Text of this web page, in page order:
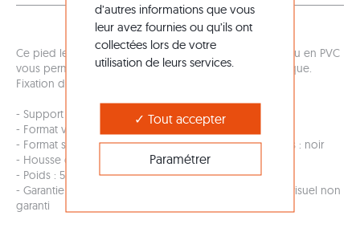
Ce pied lesté en caoutchouc recyclé muni d'un panneau en PVC
vous permet un affichage recto verso simple et esthétique.
Fixation du panneau par vis.
- Support d'impression : PVC 10mm découpé à la forme
- Format visuel : L 41 x H 80 cm - angles hauts arrondis
- Format structure : embase L46,5 x H5 x P30cm - coloris : noir
- Housse de transport : non - conditionnement carton
- Poids : 5 kg
- Garantie : 1 an défaut de fabrication pour la structure, visuel non
garanti
d’autres informations que vous
leur avez fournies ou qu’ils ont
collectées lors de votre
utilisation de leurs services.
Tout accepter
Paramétrer